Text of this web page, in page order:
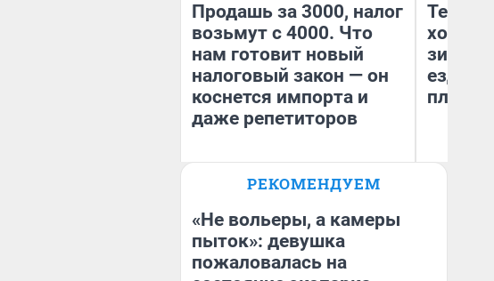
Продашь за 3000, налог
возьмут с 4000. Что
нам готовит новый
налоговый закон — он
коснется импорта и
даже репетиторов
Анастасия Завгородняя
Тепло
зимой.
ездит
плюсы
РЕКОМЕНДУЕМ
«Не вольеры, а камеры
пыток»: девушка
пожаловалась на